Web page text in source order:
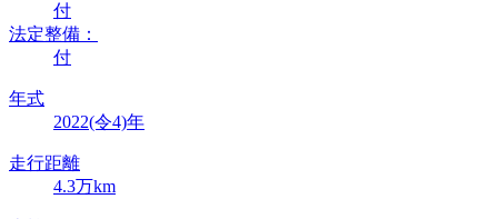
付
法定整備：
付
年式
2022(令4)年
走行距離
4.3万km